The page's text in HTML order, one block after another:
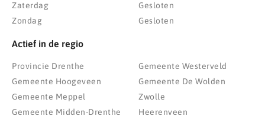
Zaterdag
Zondag
Gesloten
Gesloten
Actief in de regio
Provincie Drenthe
Gemeente Hoogeveen
Gemeente Meppel
Gemeente Midden-Drenthe
Gemeente Westerveld
Gemeente De Wolden
Zwolle
Heerenveen